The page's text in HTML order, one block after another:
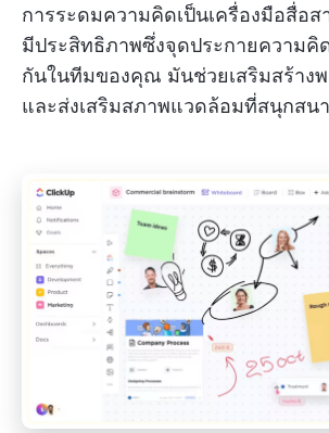
การระดมความคิดเป็นเครื่องมือสื่อ
มีประสิทธิภาพซึ่งจุดประกายความคิ
กันในทีมของคุณ มันช่วยเสริมสร้าง
และส่งเสริมสภาพแวดล้อมที่สนุกสน